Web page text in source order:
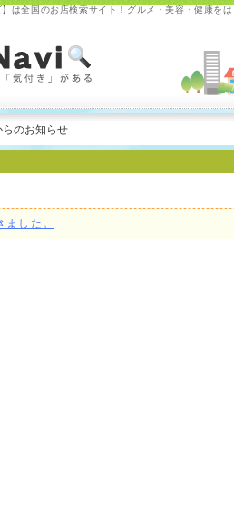
は全国のお店検索サイト！グルメ・美容・健康を
のお知らせ
ました。